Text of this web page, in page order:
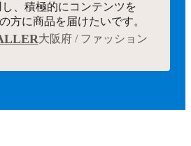
し、積極的にコンテンツを
方に商品を届けたいです。
大阪府 / ファッション